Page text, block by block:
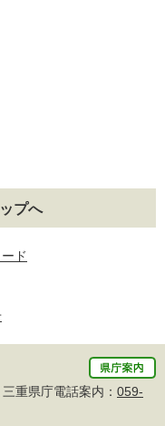
プへ
ド
重県庁電話案内： 059-